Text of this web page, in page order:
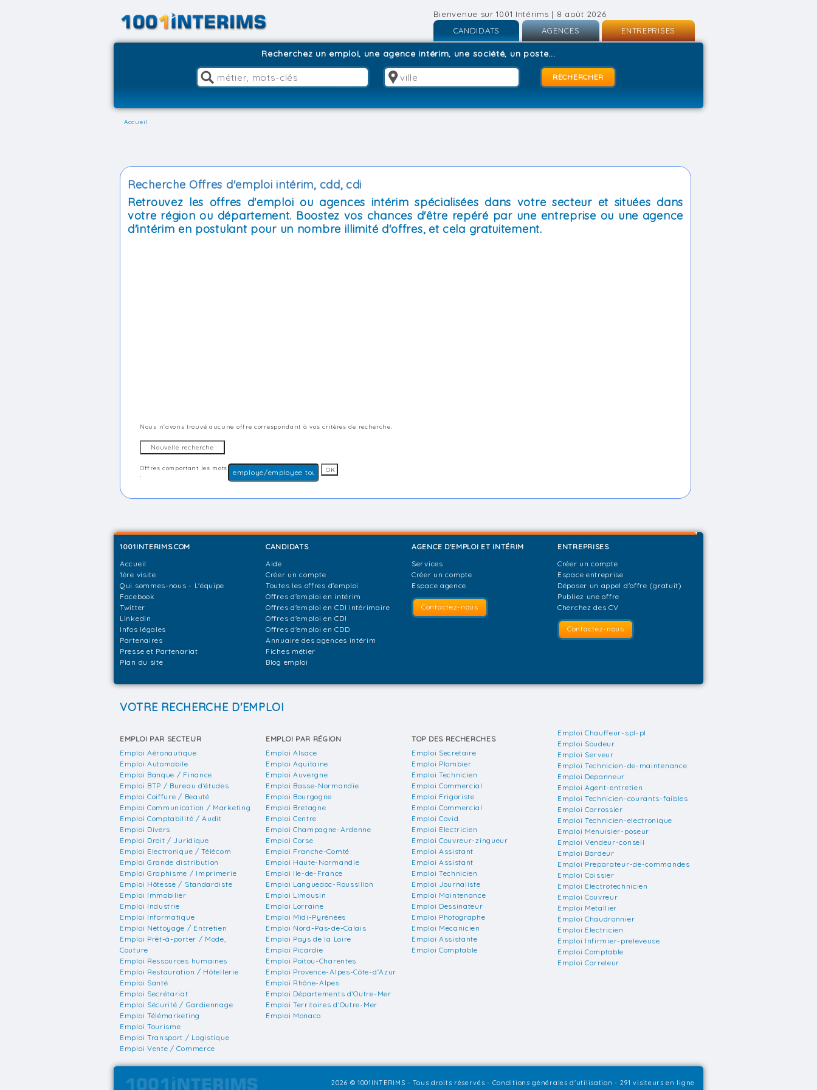
Bienvenue sur 1001 Intérims | 8 août 2026
CANDIDATS
Inscription
AGENCES
Inscription
Connexion
ENTREPRISES
Recherchez un emploi, une agence intérim, une société, un poste...
Accueil
Recherche Offres d'emploi intérim, cdd, cdi
Retrouvez les offres d'emploi ou agences intérim spécialisées dans votre secteur et situées dans
votre région ou département. Boostez vos chances d'être repéré par une entreprise ou une agence
d'intérim en postulant pour un nombre illimité d'offres, et cela gratuitement.
Nous n'avons trouvé aucune offre correspondant à vos critères de recherche.
Offres comportant les mots
:
1001INTERIMS.COM
Accueil
1ère visite
Qui sommes-nous - L'équipe
Facebook
Twitter
Linkedin
Infos légales
Partenaires
Presse et Partenariat
Plan du site
CANDIDATS
Aide
Créer un compte
Toutes les offres d'emploi
Offres d'emploi en intérim
Offres d'emploi en CDI intérimaire
Offres d'emploi en CDI
Offres d'emploi en CDD
Annuaire des agences intérim
Fiches métier
Blog emploi
AGENCE D'EMPLOI ET INTÉRIM
Services
Créer un compte
Espace agence
Contactez-nous
ENTREPRISES
Créer un compte
Espace entreprise
Déposer un appel d'offre (gratuit)
Publiez une offre
Cherchez des CV
Contactez-nous
VOTRE RECHERCHE D'EMPLOI
EMPLOI PAR SECTEUR
Emploi Aéronautique
Emploi Automobile
Emploi Banque / Finance
Emploi BTP / Bureau d'études
Emploi Coiffure / Beauté
Emploi Communication / Marketing
Emploi Comptabilité / Audit
Emploi Divers
Emploi Droit / Juridique
Emploi Electronique / Télécom
Emploi Grande distribution
Emploi Graphisme / Imprimerie
Emploi Hôtesse / Standardiste
Emploi Immobilier
Emploi Industrie
Emploi Informatique
Emploi Nettoyage / Entretien
Emploi Prêt-à-porter / Mode,
Couture
Emploi Ressources humaines
Emploi Restauration / Hôtellerie
Emploi Santé
Emploi Secrétariat
Emploi Sécurité / Gardiennage
Emploi Télémarketing
Emploi Tourisme
Emploi Transport / Logistique
Emploi Vente / Commerce
EMPLOI PAR RÉGION
Emploi Alsace
Emploi Aquitaine
Emploi Auvergne
Emploi Basse-Normandie
Emploi Bourgogne
Emploi Bretagne
Emploi Centre
Emploi Champagne-Ardenne
Emploi Corse
Emploi Franche-Comté
Emploi Haute-Normandie
Emploi Ile-de-France
Emploi Languedoc-Roussillon
Emploi Limousin
Emploi Lorraine
Emploi Midi-Pyrénées
Emploi Nord-Pas-de-Calais
Emploi Pays de la Loire
Emploi Picardie
Emploi Poitou-Charentes
Emploi Provence-Alpes-Côte-d'Azur
Emploi Rhône-Alpes
Emploi Départements d'Outre-Mer
Emploi Territoires d'Outre-Mer
Emploi Monaco
TOP DES RECHERCHES
Emploi Secretaire
Emploi Plombier
Emploi Technicien
Emploi Commercial
Emploi Frigoriste
Emploi Commercial
Emploi Covid
Emploi Electricien
Emploi Couvreur-zingueur
Emploi Assistant
Emploi Assistant
Emploi Technicien
Emploi Journaliste
Emploi Maintenance
Emploi Dessinateur
Emploi Photographe
Emploi Mecanicien
Emploi Assistante
Emploi Comptable
Emploi Chauffeur-spl-pl
Emploi Soudeur
Emploi Serveur
Emploi Technicien-de-maintenance
Emploi Depanneur
Emploi Agent-entretien
Emploi Technicien-courants-faibles
Emploi Carrossier
Emploi Technicien-electronique
Emploi Menuisier-poseur
Emploi Vendeur-conseil
Emploi Bardeur
Emploi Preparateur-de-commandes
Emploi Caissier
Emploi Electrotechnicien
Emploi Couvreur
Emploi Metallier
Emploi Chaudronnier
Emploi Electricien
Emploi Infirmier-preleveuse
Emploi Comptable
Emploi Carreleur
2026 © 1001INTERIMS - Tous droits réservés - Conditions générales d'utilisation - 291 visiteurs en ligne